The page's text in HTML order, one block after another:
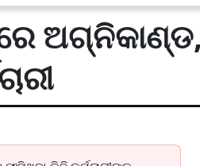
ଅଗ୍ନିକାଣ୍ଡ,